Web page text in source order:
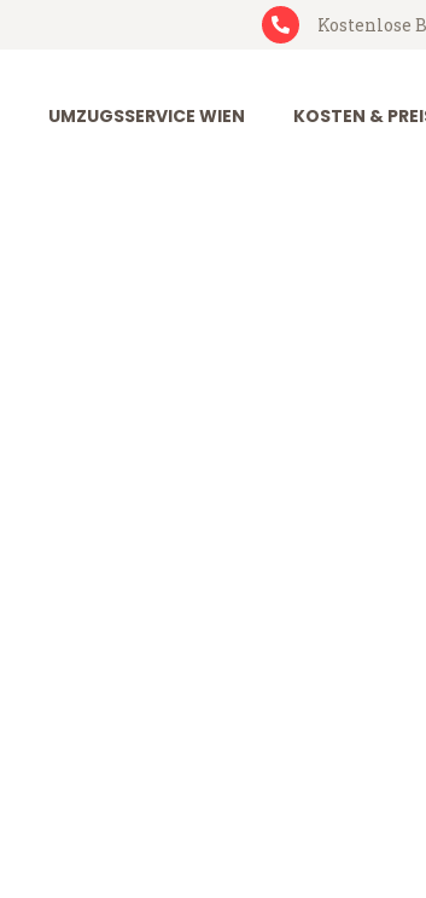
Kostenlose
UMZUGSSERVICE WIEN KOSTEN &